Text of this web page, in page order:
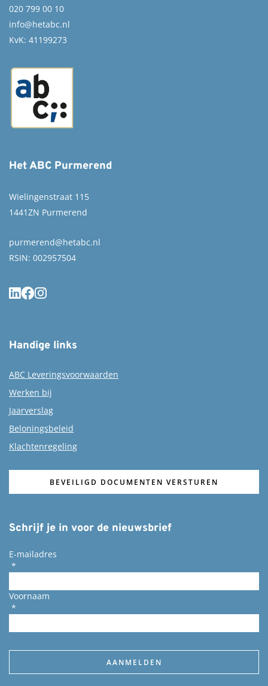
020 799 00 10
info@hetabc.nl
KvK: 41199273
Het ABC Purmerend
Wielingenstraat 115
1441ZN Purmerend
purmerend@hetabc.nl
RSIN: 002957504
Handige links
ABC Leveringsvoorwaarden
Werken bij
Jaarverslag
Beloningsbeleid
Klachtenregeling
BEVEILIGD DOCUMENTEN VERSTUREN
Schrijf je in voor de nieuwsbrief
E-mailadres
*
Voornaam
*